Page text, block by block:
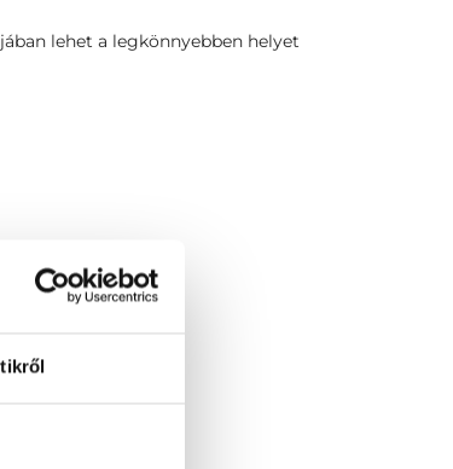
lehet a legkönnyebben helyet